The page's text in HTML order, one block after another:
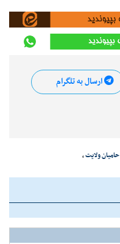
ارسال به تلگرام
حامیان ولایت،